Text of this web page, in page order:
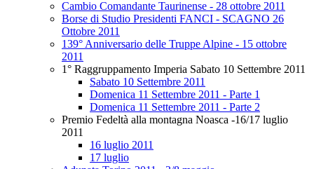
Cambio Comandante Taurinense - 28 ottobre 2011
Borse di Studio Presidenti FANCI - SCAGNO 26
Ottobre 2011
139° Anniversario delle Truppe Alpine - 15 ottobre
2011
1° Raggruppamento Imperia Sabato 10 Settembre 2011
Sabato 10 Settembre 2011
Domenica 11 Settembre 2011 - Parte 1
Domenica 11 Settembre 2011 - Parte 2
Premio Fedeltà alla montagna Noasca -16/17 luglio
2011
16 luglio 2011
17 luglio